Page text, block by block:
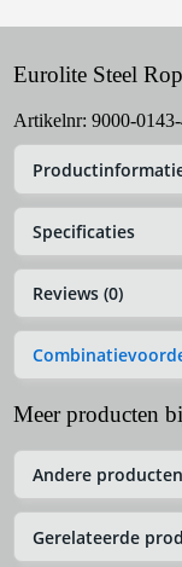
Eurolite Steel
Artikelnr: 9000-
Specificaties
Reviews (0)
Meer producten
Andere
Gerelateerde